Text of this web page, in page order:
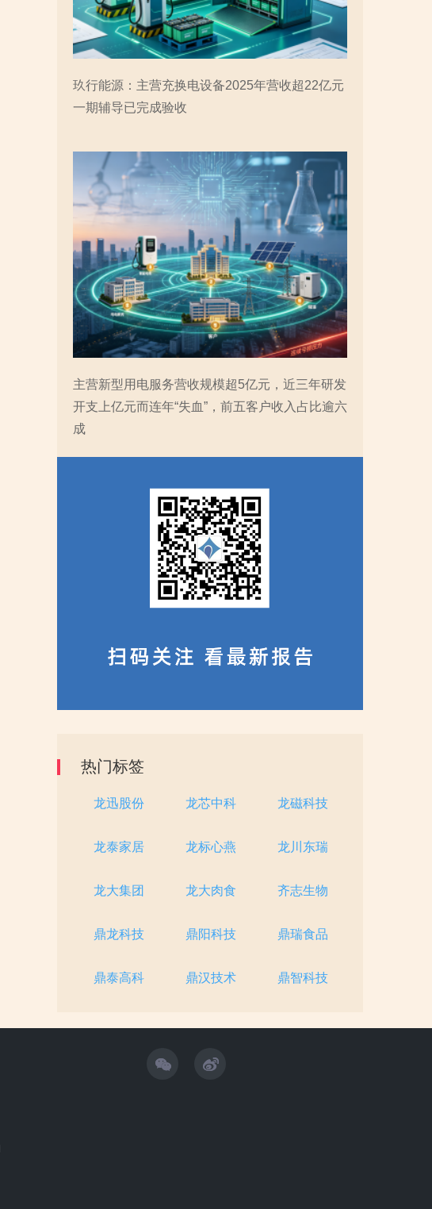
玖行能源：主营充换电设备2025年营收超22亿元
一期辅导已完成验收
主营新型用电服务营收规模超5亿元，近三年研发
开支上亿元而连年“失血”，前五客户收入占比逾六
成
热门标签
龙迅股份 龙芯中科 龙磁科技
龙泰家居 龙标心燕 龙川东瑞
龙大集团 龙大肉食 齐志生物
鼎龙科技 鼎阳科技 鼎瑞食品
鼎泰高科 鼎汉技术 鼎智科技